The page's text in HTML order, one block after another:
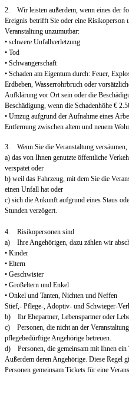
2. Wir leisten außerdem, wenn eines der
Ereignis betrifft Sie oder eine Risikoperson
Veranstaltung unzumutbar:
• schwere Unfallverletzung
• Tod
• Schwangerschaft
• Schaden am Eigentum durch: Feuer,
Erdbeben, Wasserrohrbruch oder
Aufklärung vor Ort sein oder die
Beschädigung, wenn die Schadenhöhe €
• Umzug aufgrund der Aufnahme eines
Entfernung zwischen altem und neuem
3. Wenn Sie die Veranstaltung
a) das von Ihnen genutzte öffentliche
verspätet oder
b) weil das Fahrzeug, mit dem Sie die
einen Unfall hat oder
c) sich die Ankunft aufgrund eines Staus
Stunden verzögert.
4. Risikopersonen sind
a) Ihre Angehörigen, dazu zählen wir
• Kinder
• Eltern
• Geschwister
• Großeltern und Enkel
• Onkel und Tanten, Nichten und Neffen
Stief,- Pflege-, Adoptiv- und Schwieger-
b) Ihr Ehepartner, Lebenspartner oder
c) Personen, die nicht an der
pflegebedürftige Angehörige betreuen.
d) Personen, die gemeinsam mit Ihnen ein
Außerdem deren Angehörige. Diese Regel
Personen gemeinsam Tickets für eine